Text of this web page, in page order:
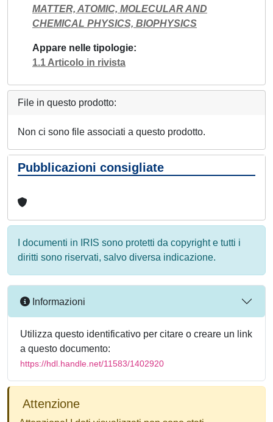
MATTER, ATOMIC, MOLECULAR AND
CHEMICAL PHYSICS, BIOPHYSICS
Appare nelle tipologie
1.1 Articolo in rivista
File in questo prodotto:
Non ci sono file associati a questo prodotto.
Pubblicazioni consigliate
I documenti in IRIS sono protetti da copyright e tutti i
diritti sono riservati, salvo diversa indicazione.
Informazioni
Utilizza questo identificativo per citare o creare un link
a questo documento:
https://hdl.handle.net/11583/1402920
Attenzione